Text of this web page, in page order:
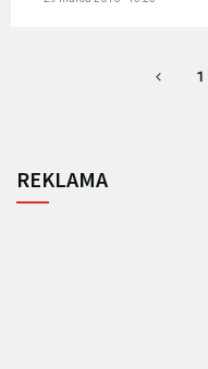
1
REKLAMA